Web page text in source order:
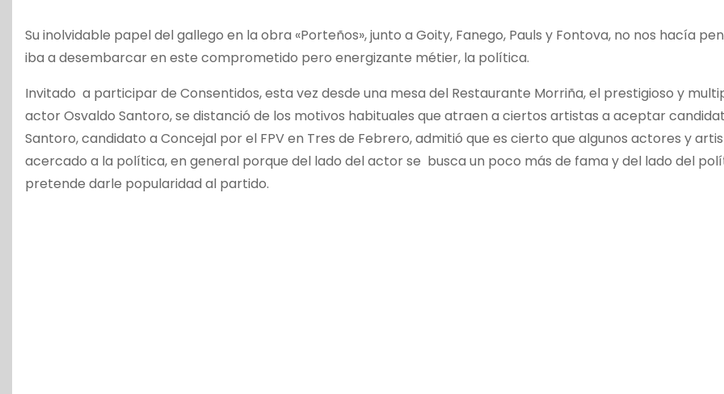
Su inolvidable papel del gallego en la obra «Porteños», junto a Goity, Fanego, Pauls y Fontova, no nos hacía
iba a desembarcar en este comprometido pero energizante métier, la política.
Invitado a participar de Consentidos, esta vez desde una mesa del Restaurante Morriña, el prestigioso y
actor Osvaldo Santoro, se distanció de los motivos habituales que atraen a ciertos artistas a aceptar
Santoro, candidato a Concejal por el FPV en Tres de Febrero, admitió que es cierto que algunos actores y
acercado a la política, en general porque del lado del actor se busca un poco más de fama y del lado del
pretende darle popularidad al partido.